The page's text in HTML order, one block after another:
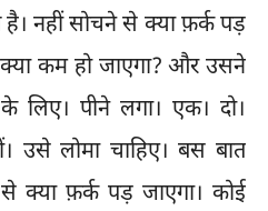
है। नहीं सोचने से क्या फ़र्क पड़
कम हो जाएगा? और उसने
लिए। पीने लगा। एक। दो।
उसे लोमा चाहिए। बस बात
क्या फ़र्क पड़ जाएगा। कोई